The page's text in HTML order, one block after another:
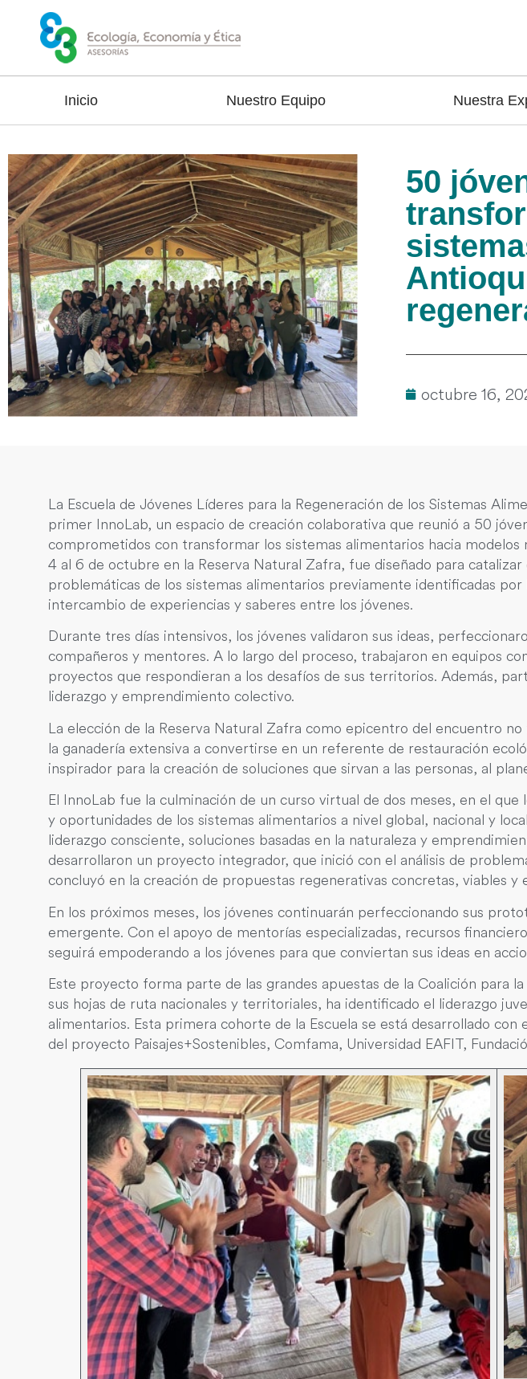
Inicio Nuestro Equipo Nuestra
50
octubre 16,
La Escuela de Jóvenes Líderes para la Regeneración de los Sistemas
primer InnoLab, un espacio de creación colaborativa que reunió a 50
comprometidos con transformar los sistemas alimentarios hacia
4 al 6 de octubre en la Reserva Natural Zafra, fue diseñado para
problemáticas de los sistemas alimentarios previamente identificadas
intercambio de experiencias y saberes entre los jóvenes.
Durante tres días intensivos, los jóvenes validaron sus ideas,
compañeros y mentores. A lo largo del proceso, trabajaron en equipos
proyectos que respondieran a los desafíos de sus territorios. Además,
liderazgo y emprendimiento colectivo.
La elección de la Reserva Natural Zafra como epicentro del encuentro
la ganadería extensiva a convertirse en un referente de restauración
inspirador para la creación de soluciones que sirvan a las personas, al
El InnoLab fue la culminación de un curso virtual de dos meses, en el
y oportunidades de los sistemas alimentarios a nivel global, nacional y
liderazgo consciente, soluciones basadas en la naturaleza y
desarrollaron un proyecto integrador, que inició con el análisis de
concluyó en la creación de propuestas regenerativas concretas, viables
En los próximos meses, los jóvenes continuarán perfeccionando sus
emergente. Con el apoyo de mentorías especializadas, recursos
seguirá empoderando a los jóvenes para que conviertan sus ideas en
Este proyecto forma parte de las grandes apuestas de la Coalición para
sus hojas de ruta nacionales y territoriales, ha identificado el liderazgo
alimentarios. Esta primera cohorte de la Escuela se está desarrollado
del proyecto Paisajes+Sostenibles, Comfama, Universidad EAFIT,